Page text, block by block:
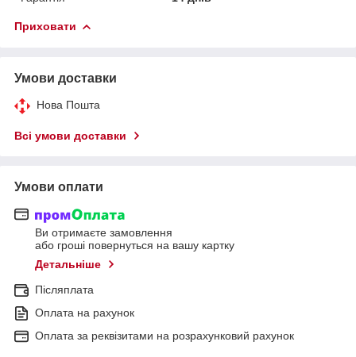
Приховати
Умови доставки
Нова Пошта
Всі умови доставки
Умови оплати
Ви отримаєте замовлення
або гроші повернуться на вашу картку
Детальніше
Післяплата
Оплата на рахунок
Оплата за реквізитами на розрахунковий рахунок